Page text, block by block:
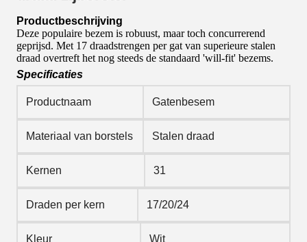
Productbeschrijving
Deze populaire bezem is robuust, maar toch concurrerend
geprijsd. Met 17 draadstrengen per gat van superieure stalen
draad overtreft het nog steeds de standaard 'will-fit' bezems.
Specificaties
Productnaam Gatenbesem
Materiaal van borstels Stalen draad
Kernen 31
Draden per kern 17/20/24
Kleur Wit